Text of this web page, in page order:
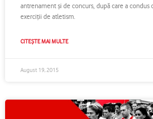
antrenament şi de concurs, după care a condus
exerciţii de atletism.
CITEȘTE MAI MULTE
August 19, 2015